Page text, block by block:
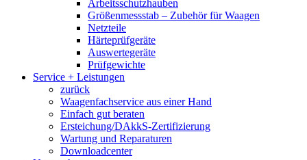
Arbeitsschutzhauben
Größenmessstab – Zubehör für Waagen
Netzteile
Härteprüfgeräte
Auswertegeräte
Prüfgewichte
Service + Leistungen
zurück
Waagenfachservice aus einer Hand
Einfach gut beraten
Ersteichung/DAkkS-Zertifizierung
Wartung und Reparaturen
Downloadcenter